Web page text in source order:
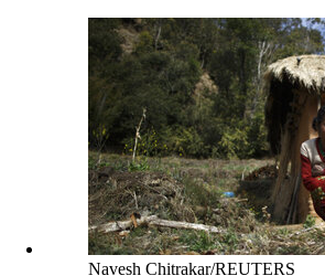
Navesh Chitrakar/REUTERS